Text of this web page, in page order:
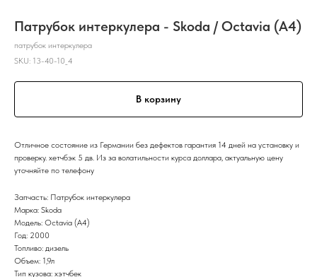
Патрубок интеркулера - Skoda / Octavia (A4)
патрубок интеркулера
SKU: 13-40-10_4
В корзину
Отличное состояние из Германии без дефектов гарантия 14 дней на установку и
проверку. хетчбэк 5 дв. Из за волатильности курса доллара, актуальную цену
уточняйте по телефону
Запчасть: Патрубок интеркулера
Марка: Skoda
Модель: Octavia (A4)
Год: 2000
Топливо: дизель
Объем: 1,9л
Тип кузова: хэтчбек